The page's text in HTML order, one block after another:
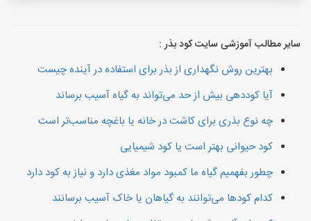
سایر مطالب آموزشی سایت کود بذر :
بهترین روش نگهداری از بذر برای استفاده در آینده چیست
آیا کوددهی بیش از حد می‌تواند به گیاه آسیب برساند
چه نوع بذری برای کاشت در خانه یا باغچه مناسب‌تر است
کود حیوانی بهتر است یا کود شیمیایی
چطور بفهمیم گیاه ما کمبود مواد مغذی دارد و نیاز به کود دارد
کدام کودها می‌توانند به گیاهان یا خاک آسیب برسانند